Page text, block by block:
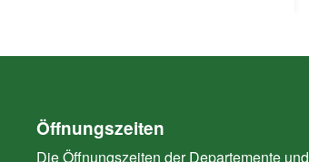
Öffnungszeiten
Die Öffnungszeiten der Departemente und